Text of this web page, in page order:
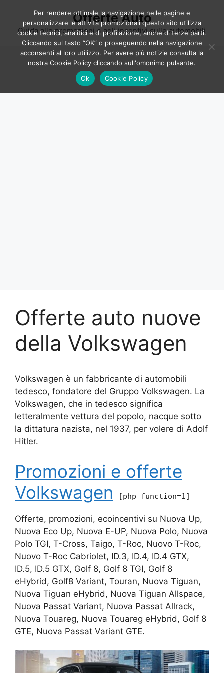
contenuto
Offerte Auto
Guida alle promozioni e agli incentivi sulle automobili
Offerte auto nuove
della Volkswagen
Volkswagen è un fabbricante di automobili
tedesco, fondatore del Gruppo Volkswagen. La
Volkswagen, che in tedesco significa
letteralmente vettura del popolo, nacque sotto
la dittatura nazista, nel 1937, per volere di Adolf
Hitler.
Promozioni e offerte
Volkswagen
[php function=1]
Offerte, promozioni, ecoincentivi su Nuova Up,
Nuova Eco Up, Nuova E-UP, Nuova Polo, Nuova
Polo TGI, T-Cross, Taigo, T-Roc, Nuovo T-Roc,
Nuovo T-Roc Cabriolet, ID.3, ID.4, ID.4 GTX,
ID.5, ID.5 GTX, Golf 8, Golf 8 TGI, Golf 8
eHybrid, Golf8 Variant, Touran, Nuova Tiguan,
Nuova Tiguan eHybrid, Nuova Tiguan Allspace,
Nuova Passat Variant, Nuova Passat Allrack,
Nuova Touareg, Nuova Touareg eHybrid, Golf 8
GTE, Nuova Passat Variant GTE.
Per rendere ottimale la navigazione nelle pagine e
personalizzare le attività promozionali questo sito utilizza
cookie tecnici, analitici e di profilazione, anche di terze parti.
Cliccando sul tasto “OK” o proseguendo nella navigazione
acconsenti al loro utilizzo. Per avere più notizie consulta la
nostra Cookie Policy cliccando sull'omonimo pulsante.
Ok
Cookie Policy